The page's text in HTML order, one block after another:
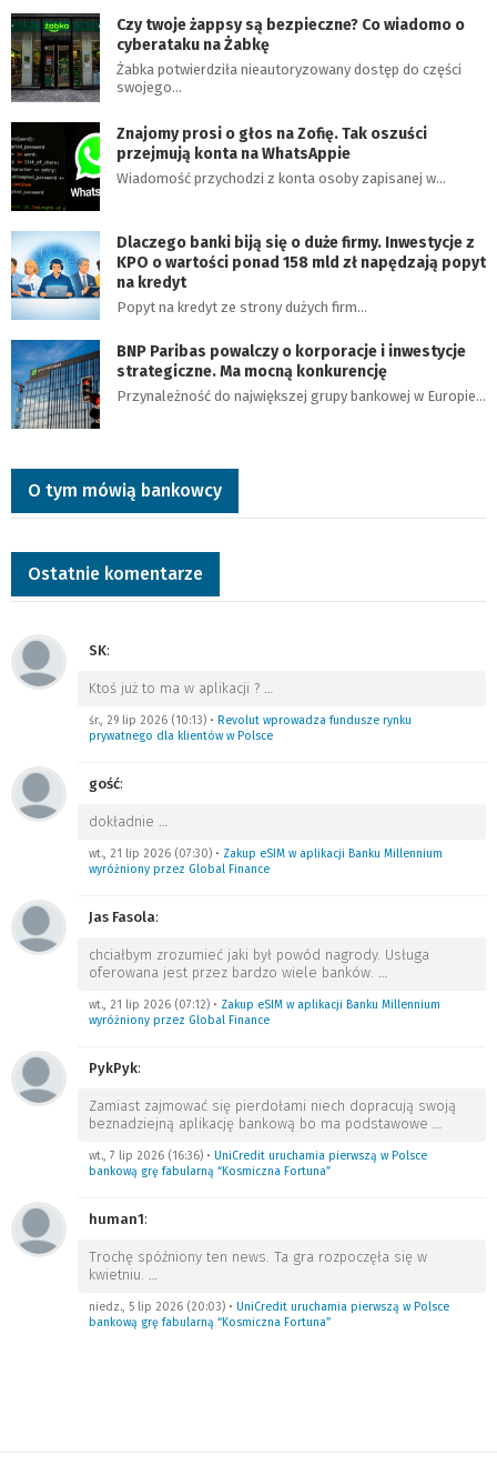
Czy twoje żappsy są bezpieczne? Co wiadomo o
cyberataku na Żabkę
Żabka potwierdziła nieautoryzowany dostęp do części
swojego…
Znajomy prosi o głos na Zofię. Tak oszuści
przejmują konta na WhatsAppie
Wiadomość przychodzi z konta osoby zapisanej w…
Dlaczego banki biją się o duże firmy. Inwestycje z
KPO o wartości ponad 158 mld zł napędzają popyt
na kredyt
Popyt na kredyt ze strony dużych firm…
BNP Paribas powalczy o korporacje i inwestycje
strategiczne. Ma mocną konkurencję
Przynależność do największej grupy bankowej w Europie…
O tym mówią bankowcy
Ostatnie komentarze
SK:
Ktoś już to ma w aplikacji ? …
śr., 29 lip 2026 (10:13) • Revolut wprowadza fundusze rynku
prywatnego dla klientów w Polsce
gość:
dokładnie …
wt., 21 lip 2026 (07:30) • Zakup eSIM w aplikacji Banku Millennium
wyróżniony przez Global Finance
Jas Fasola:
chciałbym zrozumieć jaki był powód nagrody. Usługa
oferowana jest przez bardzo wiele banków. …
wt., 21 lip 2026 (07:12) • Zakup eSIM w aplikacji Banku Millennium
wyróżniony przez Global Finance
PykPyk:
Zamiast zajmować się pierdołami niech dopracują swoją
beznadziejną aplikację bankową bo ma podstawowe …
wt., 7 lip 2026 (16:36) • UniCredit uruchamia pierwszą w Polsce
bankową grę fabularną “Kosmiczna Fortuna”
human1:
Trochę spóźniony ten news. Ta gra rozpoczęła się w
kwietniu. …
niedz., 5 lip 2026 (20:03) • UniCredit uruchamia pierwszą w Polsce
bankową grę fabularną “Kosmiczna Fortuna”